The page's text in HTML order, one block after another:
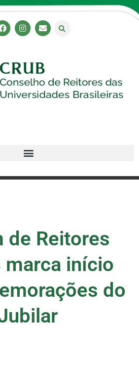
de Reitores
marca início
do